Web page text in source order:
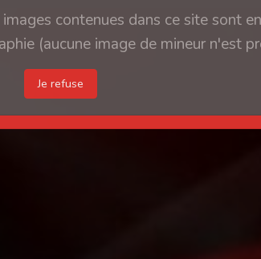
contenues dans ce site sont
(aucune image de mineur n'est
Je refuse